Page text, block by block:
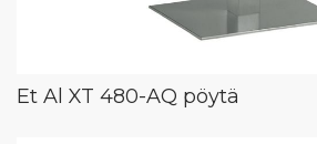
Et Al XT 480-AQ pöytä